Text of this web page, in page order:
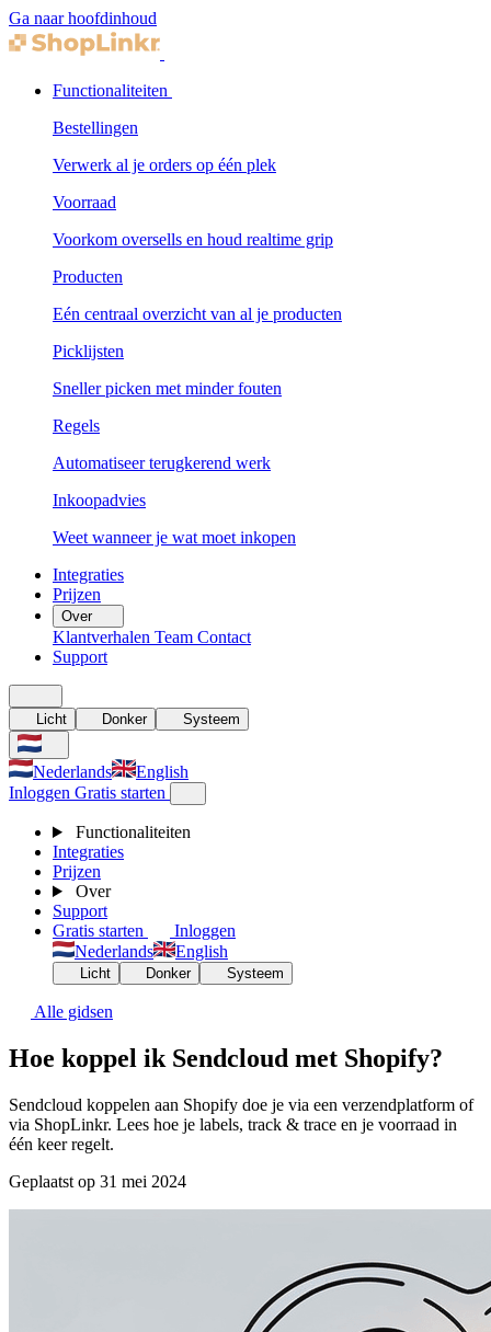
Ga naar hoofdinhoud
Functionaliteiten
Bestellingen
Verwerk al je orders op één plek
Voorraad
Voorkom oversells en houd realtime grip
Producten
Eén centraal overzicht van al je producten
Picklijsten
Sneller picken met minder fouten
Regels
Automatiseer terugkerend werk
Inkoopadvies
Weet wanneer je wat moet inkopen
Integraties
Prijzen
Over
Klantverhalen Team Contact
Support
Licht Donker Systeem
Nederlands
English
Inloggen Gratis starten
Functionaliteiten
Integraties
Prijzen
Over
Support
Gratis starten
Inloggen
Nederlands
English
Licht Donker Systeem
Alle gidsen
Hoe koppel ik Sendcloud met Shopify?
Sendcloud koppelen aan Shopify doe je via een verzendplatform of
via ShopLinkr. Lees hoe je labels, track & trace en je voorraad in
één keer regelt.
Geplaatst op 31 mei 2024